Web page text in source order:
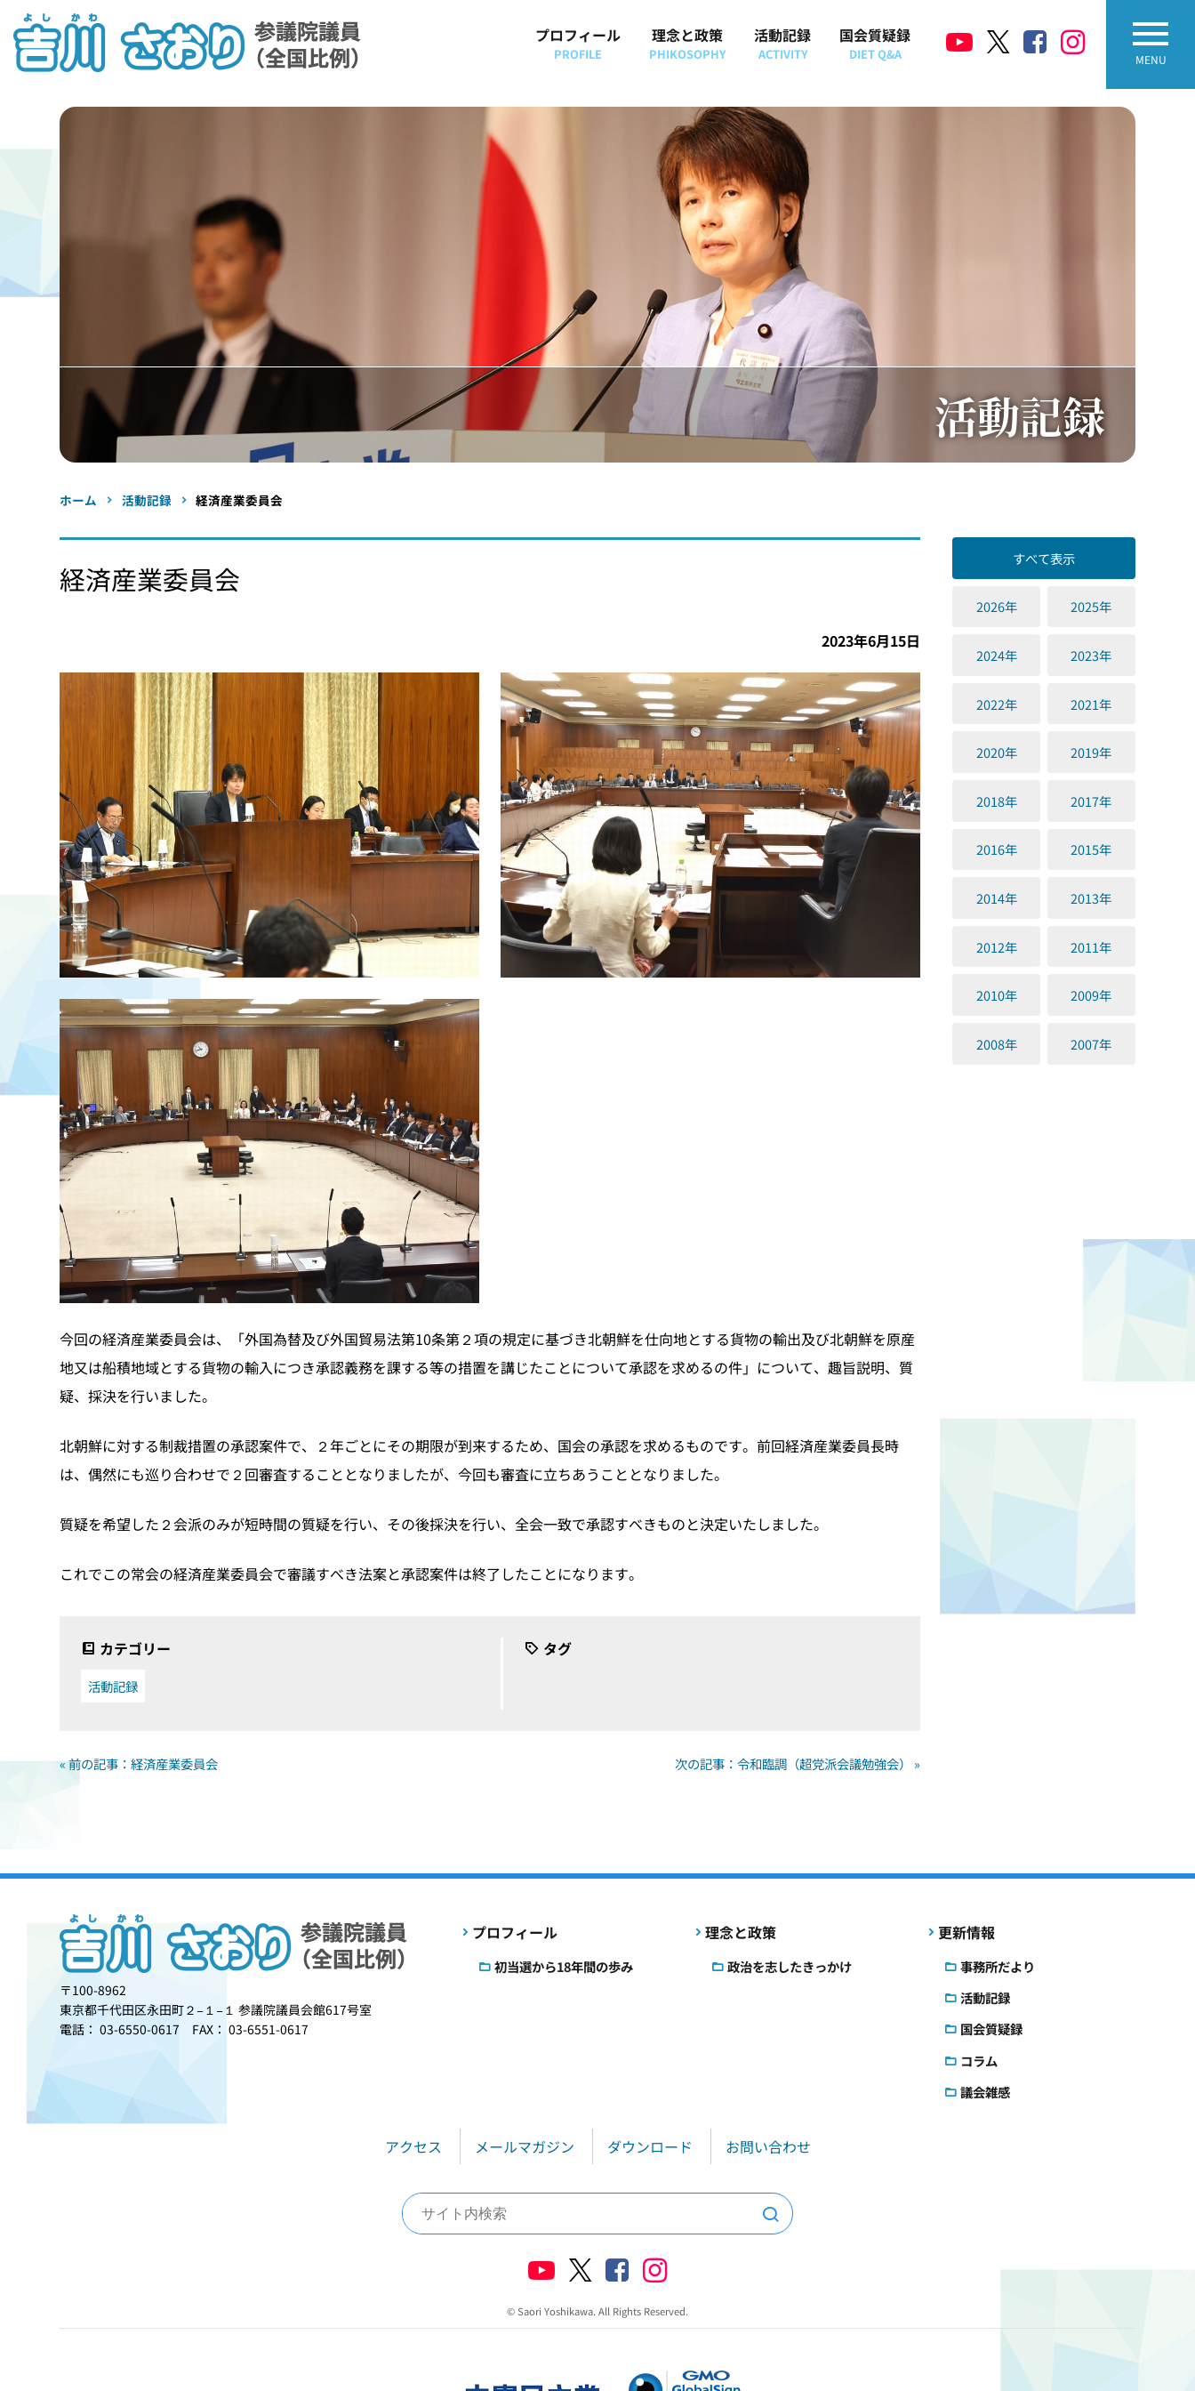
プロフィール
PROFILE
理念と政策
PHIKOSOPHY
活動記録
ACTIVITY
国会質疑録
DIET Q&A MENU
活動記録
ホーム 活動記録 経済産業委員会
経済産業委員会
2023年6月15日
今回の経済産業委員会は、「外国為替及び外国貿易法第10条第２項の規定に基づき北朝鮮を仕向地とする貨物の輸出及び北朝鮮を原産
地又は船積地域とする貨物の輸入につき承認義務を課する等の措置を講じたことについて承認を求めるの件」について、趣旨説明、質
疑、採決を行いました。
北朝鮮に対する制裁措置の承認案件で、２年ごとにその期限が到来するため、国会の承認を求めるものです。前回経済産業委員長時
は、偶然にも巡り合わせで２回審査することとなりましたが、今回も審査に立ちあうこととなりました。
質疑を希望した２会派のみが短時間の質疑を行い、その後採決を行い、全会一致で承認すべきものと決定いたしました。
これでこの常会の経済産業委員会で審議すべき法案と承認案件は終了したことになります。
カテゴリー
活動記録
タグ
« 前の記事：経済産業委員会 次の記事：令和臨調（超党派会議勉強会） »
すべて表示
2026年 2025年
2024年 2023年
2022年 2021年
2020年 2019年
2018年 2017年
2016年 2015年
2014年 2013年
2012年 2011年
2010年 2009年
2008年 2007年
〒100-8962
東京都千代田区永田町２−１−１ 参議院議員会館617号室
電話： 03-6550-0617 FAX： 03-6551-0617
プロフィール
初当選から18年間の歩み
理念と政策
政治を志したきっかけ
更新情報
事務所だより
活動記録
国会質疑録
コラム
議会雑感
アクセス メールマガジン ダウンロード お問い合わせ
検索
© Saori Yoshikawa. All Rights Reserved.